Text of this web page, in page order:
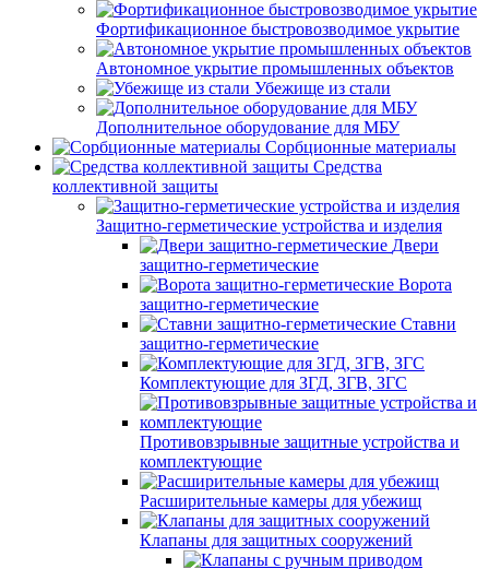
Фортификационное быстровозводимое укрытие
Автономное укрытие промышленных объектов
Убежище из стали
Дополнительное оборудование для МБУ
Сорбционные материалы
Средства
коллективной защиты
Защитно-герметические устройства и изделия
Двери
защитно-герметические
Ворота
защитно-герметические
Ставни
защитно-герметические
Комплектующие для ЗГД, ЗГВ, ЗГС
Противовзрывные защитные устройства и
комплектующие
Расширительные камеры для убежищ
Клапаны для защитных сооружений